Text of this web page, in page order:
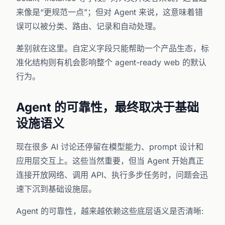
来像是“更规范一点”；但对 Agent 来说，这意味着错
误可以被分类、路由、记录和自动处理。
差别就在这里。自定义字段只能帮助一个产品生态，标
准化结构则有机会影响整个 agent-ready web 的默认
行为。
Agent 的可靠性，最终取决于基础
设施语义
现在很多 AI 讨论还停留在模型能力、prompt 设计和
应用层交互上。这些当然重要，但当 Agent 开始真正
连接开放网络、调用 API、执行多步任务时，问题会迅
速下沉到基础设施层。
Agent 的可靠性，越来越依赖这些底层语义是否清晰: